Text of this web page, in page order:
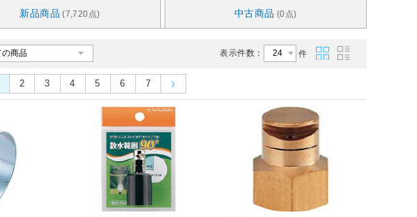
新品商品 (7,720点) 中古商品 (0点)
表示件数： 件
2 3 4 5 6 7